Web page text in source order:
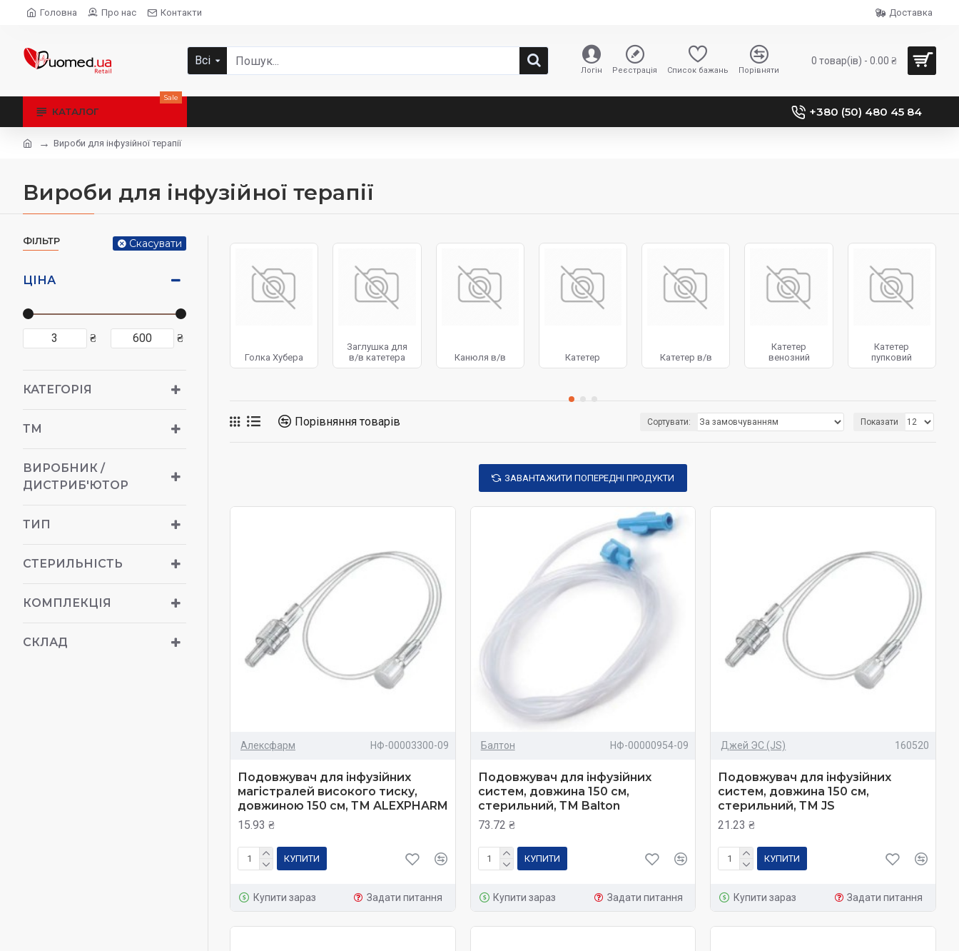
Головна Про нас Контакти Доставка
Всі
Логін Реєстрація Список бажань Порівняти
0 товар(ів) - 0.00 ₴
КАТАЛОГ
Sale
+380 (50) 480 45 84
Вироби для інфузійної терапії
Вироби для інфузійної терапії
ФІЛЬТР Скасувати
ЦІНА
₴ ₴
КАТЕГОРІЯ
ТМ
ВИРОБНИК /
ДИСТРИБ'ЮТОР
ТИП
СКЛАД
СТЕРИЛЬНІСТЬ
КОМПЛЕКЦІЯ
Голка Хубера
Заглушка для
в/в катетера
Канюля в/в Катетер Катетер в/в
Катетер
венозний
Катетер
пупковий
Порівняння товарів Сортувати: Показати
ЗАВАНТАЖИТИ ПОПЕРЕДНІ ПРОДУКТИ
Алексфарм НФ-00003300-09
Подовжувач для інфузійних
магістралей високого тиску,
довжиною 150 см, ТМ ALEXPHARM
15.93 ₴
КУПИТИ
Купити зараз Задати питання
Балтон НФ-00000954-09
Подовжувач для інфузійних
систем, довжина 150 см,
стерильний, ТМ Balton
73.72 ₴
КУПИТИ
Купити зараз Задати питання
Джей ЭС (JS) 160520
Подовжувач для інфузійних
систем, довжина 150 см,
стерильний, ТМ JS
21.23 ₴
КУПИТИ
Купити зараз Задати питання